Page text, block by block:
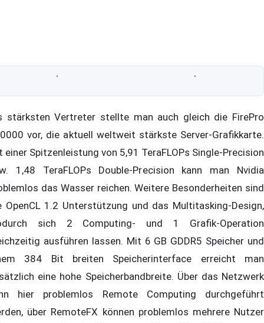
stärksten Vertreter stellte man auch gleich die FirePro
vor, die aktuell weltweit stärkste Server-Grafikkarte.
einer Spitzenleistung von 5,91 TeraFLOPs Single-Precision
1,48 TeraFLOPs Double-Precision kann man Nvidia
das Wasser reichen. Weitere Besonderheiten sind
OpenCL 1.2 Unterstützung und das Multitasking-Design,
sich 2 Computing- und 1 Grafik-Operation
ausführen lassen. Mit 6 GB GDDR5 Speicher und
384 Bit breiten Speicherinterface erreicht man
eine hohe Speicherbandbreite. Über das Netzwerk
hier problemlos Remote Computing durchgeführt
über RemoteFX können problemlos mehrere Nutzer